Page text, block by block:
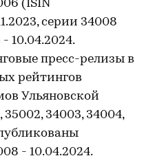
(ISIN
серии 34008
- 10.04.2024.
пресс-релизы в
рейтингов
Ульяновской
34003, 34004,
- 10.04.2024.